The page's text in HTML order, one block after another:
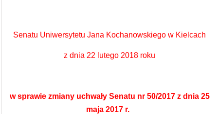
Senatu Uniwersytetu Jana Kochanowskiego w Kielcach
z dnia 22 lutego 2018 roku
w sprawie zmiany uchwały Senatu nr 50/2017 z dnia 25
maja 2017 r.